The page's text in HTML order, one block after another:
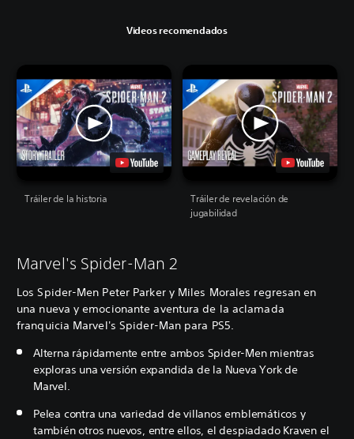
Videos recomendados
Tráiler de la historia
Tráiler de revelación de
jugabilidad
Marvel's Spider-Man 2
Los Spider-Men Peter Parker y Miles Morales regresan en
una nueva y emocionante aventura de la aclamada
franquicia Marvel's Spider-Man para PS5.
Alterna rápidamente entre ambos Spider-Men mientras
exploras una versión expandida de la Nueva York de
Marvel.
Pelea contra una variedad de villanos emblemáticos y
también otros nuevos, entre ellos, el despiadado Kraven el